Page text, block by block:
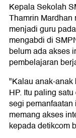
Kepala Sekolah
Thamrin
menjadi guru
mengabdi di
belum ada akses
pembelajaran
"Kalau anak-
HP. Itu paling
segi
memang akses
kepada detikcom